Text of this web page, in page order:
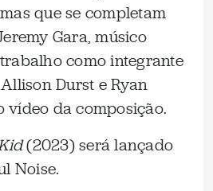
que se completam
Gara, músico
como integrante
Durst e Ryan
vídeo da composição.
(2023) será lançado
Noise.